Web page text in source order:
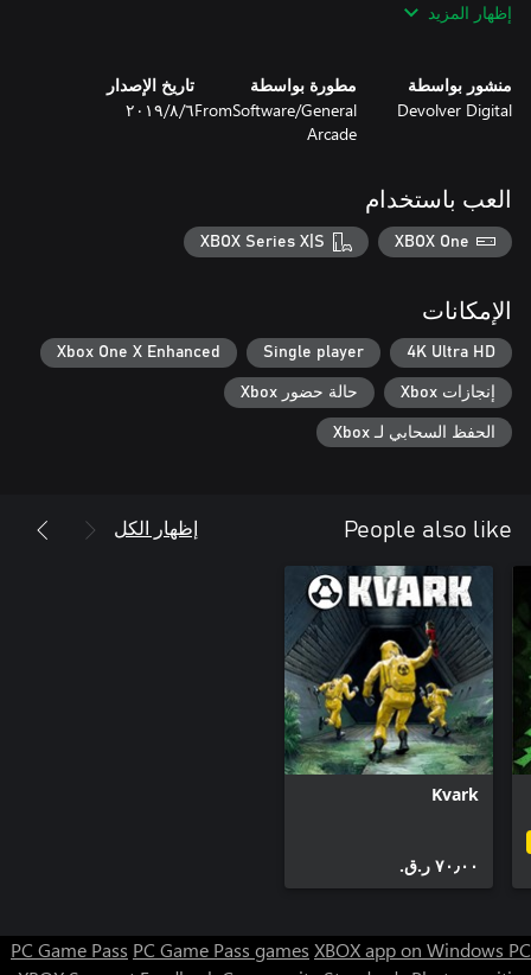
إظهار المزيد
منشور بواسطة
Devolver Digital
مطورة بواسطة
FromSoftware/General
Arcade
تاريخ الإصدار
٦‏/٨‏/٢٠١٩
العب باستخدام
XBOX One
XBOX Series X|S
الإمكانات
4K Ultra HD
Single player
Xbox One X Enhanced
إنجازات Xbox حالة حضور Xbox
الحفظ السحابي لـ Xbox
People also like إظهار الكل
Kvark
٧٠٫٠٠ ر.ق.‏
PC Game Pass PC Game Pass games XBOX app on Windows PC